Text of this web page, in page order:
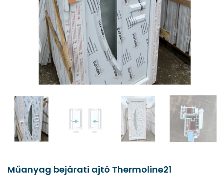
Műanyag bejárati ajtó Thermoline21